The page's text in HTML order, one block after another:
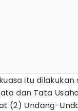
itu dilakukan
dan Tata
(2) Undang-